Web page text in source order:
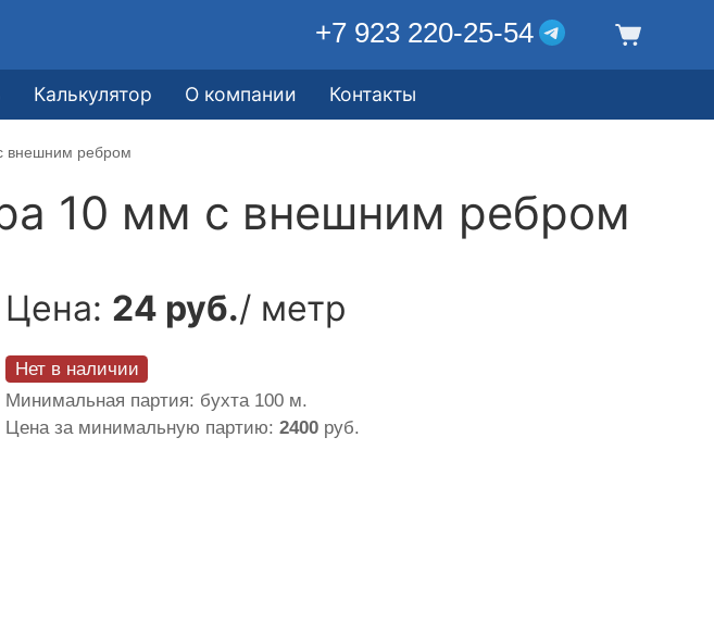
+7 923 220-25-54
Калькулятор О компании Контакты
внешним ребром
10 мм с внешним ребром
Цена: 24 руб./ метр
Нет в наличии
Минимальная партия: бухта 100 м.
Цена за минимальную партию: 2400 руб.